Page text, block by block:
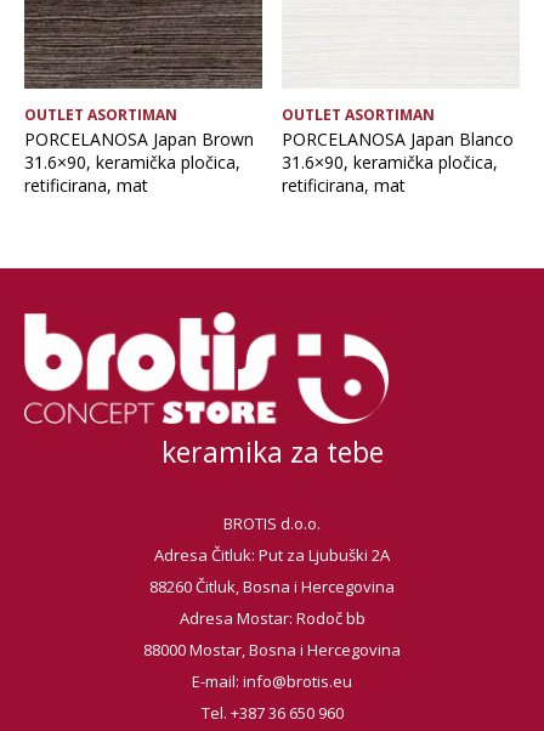
OUTLET ASORTIMAN
PORCELANOSA Japan Brown
31.6×90, keramička pločica,
retificirana, mat
OUTLET ASORTIMAN
PORCELANOSA Japan Blanco
31.6×90, keramička pločica,
retificirana, mat
keramika za tebe
BROTIS d.o.o.
Adresa Čitluk: Put za Ljubuški 2A
88260 Čitluk, Bosna i Hercegovina
Adresa Mostar: Rodoč bb
88000 Mostar, Bosna i Hercegovina
E-mail: info@brotis.eu
Tel. +387 36 650 960